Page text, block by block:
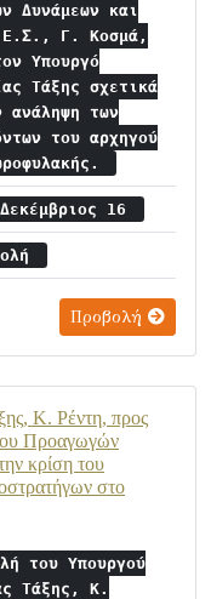
Δυνάμεων και
Γ. Κοσμά,
Υπουργό
Τάξης σχετικά
ανάληψη των
του αρχηγού
16
Προβολή
Κ. Ρέντη, προς
Προαγωγών
κρίση του
στο
του Υπουργού
Τάξης, Κ.